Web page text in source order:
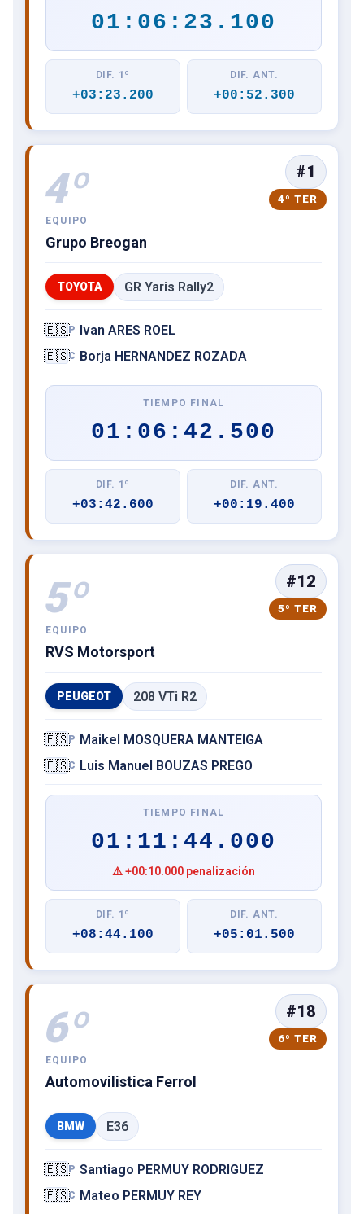
01:06:23.100
DIF. 1º
+03:23.200
DIF. ANT.
+00:52.300
4º #1
4º TER
EQUIPO
Grupo Breogan
TOYOTA GR Yaris Rally2
🇪🇸P Ivan ARES ROEL
🇪🇸C Borja HERNANDEZ ROZADA
TIEMPO FINAL
01:06:42.500
DIF. 1º
+03:42.600
DIF. ANT.
+00:19.400
5º #12
5º TER
EQUIPO
RVS Motorsport
PEUGEOT 208 VTi R2
🇪🇸P Maikel MOSQUERA MANTEIGA
🇪🇸C Luis Manuel BOUZAS PREGO
TIEMPO FINAL
01:11:44.000
⚠️ +00:10.000 penalización
DIF. 1º
+08:44.100
DIF. ANT.
+05:01.500
6º #18
6º TER
EQUIPO
Automovilistica Ferrol
BMW E36
🇪🇸P Santiago PERMUY RODRIGUEZ
🇪🇸C Mateo PERMUY REY